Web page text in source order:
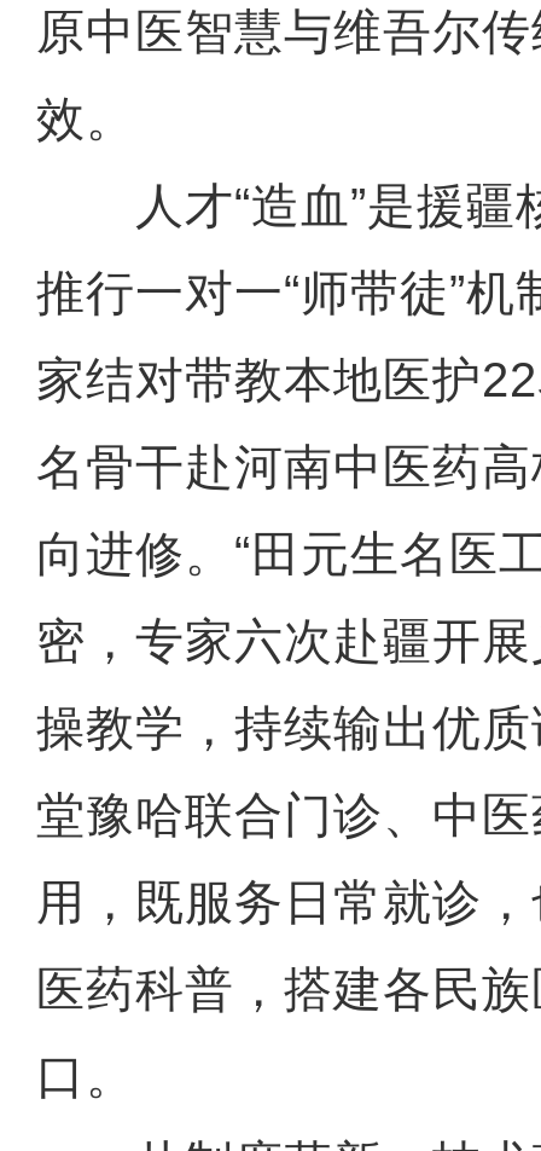
原中医智慧与维吾尔
效。
人才“造血”是援疆
推行一对一“师带徒”
家结对带教本地医护
名骨干赴河南中医药
向进修。“田元生名医
密，专家六次赴疆开
操教学，持续输出优
堂豫哈联合门诊、中
用，既服务日常就诊
医药科普，搭建各民
口。